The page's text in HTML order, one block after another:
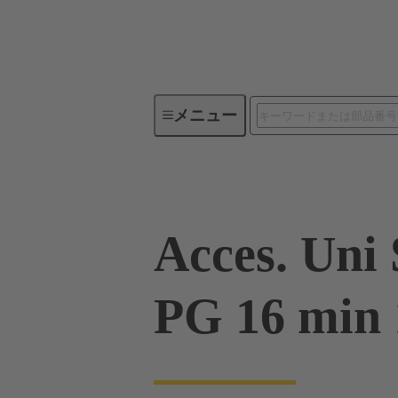
メニュー産業用コネクタ / Han®
Acces. Uni
PG 16 min